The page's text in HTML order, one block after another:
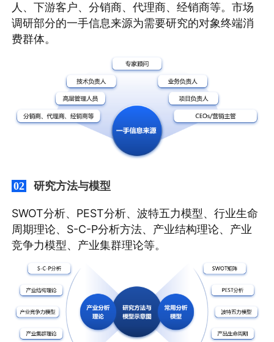
人、下游客户、分销商、代理商、经销商等。市场
调研部分的一手信息来源为需要研究的对象终端消
费群体。
02 研究方法与模型
SWOT分析、PEST分析、波特五力模型、行业生命
周期理论、S-C-P分析方法、产业结构理论、产业
竞争力模型、产业集群理论等。